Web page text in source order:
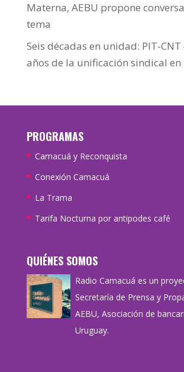
Materna, AEBU propone
tema
Seis décadas en unidad: PIT-
años de la unificación sindical
PROGRAMAS
Camacuá y Reconquista
Conexión Camacuá
La Trama
Tarifa Nocturna por antipodes café
QUIÉNES SOMOS
Radio Camacuá es un
Secretaría de Prensa y
AEBU, Asociación de
Uruguay.